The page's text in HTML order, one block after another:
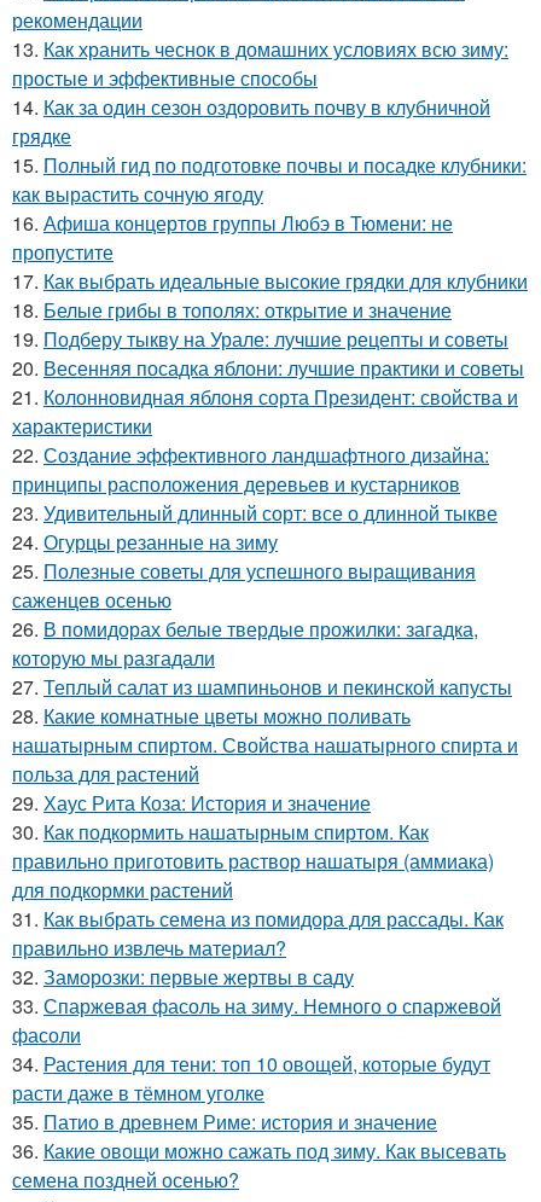
рекомендации
13. Как хранить чеснок в домашних условиях всю зиму:
простые и эффективные способы
14. Как за один сезон оздоровить почву в клубничной
грядке
15. Полный гид по подготовке почвы и посадке клубники:
как вырастить сочную ягоду
16. Афиша концертов группы Любэ в Тюмени: не
пропустите
17. Как выбрать идеальные высокие грядки для клубники
18. Белые грибы в тополях: открытие и значение
19. Подберу тыкву на Урале: лучшие рецепты и советы
20. Весенняя посадка яблони: лучшие практики и советы
21. Колонновидная яблоня сорта Президент: свойства и
характеристики
22. Создание эффективного ландшафтного дизайна:
принципы расположения деревьев и кустарников
23. Удивительный длинный сорт: все о длинной тыкве
24. Огурцы резанные на зиму
25. Полезные советы для успешного выращивания
саженцев осенью
26. В помидорах белые твердые прожилки: загадка,
которую мы разгадали
27. Теплый салат из шампиньонов и пекинской капусты
28. Какие комнатные цветы можно поливать
нашатырным спиртом. Свойства нашатырного спирта и
польза для растений
29. Хаус Рита Коза: История и значение
30. Как подкормить нашатырным спиртом. Как
правильно приготовить раствор нашатыря (аммиака)
для подкормки растений
31. Как выбрать семена из помидора для рассады. Как
правильно извлечь материал?
32. Заморозки: первые жертвы в саду
33. Спаржевая фасоль на зиму. Немного о спаржевой
фасоли
34. Растения для тени: топ 10 овощей, которые будут
расти даже в тёмном уголке
35. Патио в древнем Риме: история и значение
36. Какие овощи можно сажать под зиму. Как высевать
семена поздней осенью?